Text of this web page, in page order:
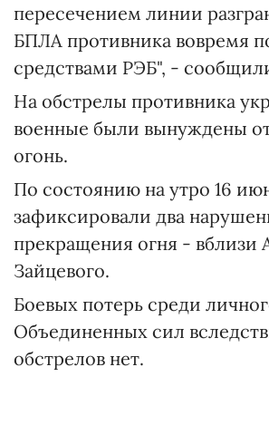
пересечением линии
БПЛА противника вовремя
средствами РЭБ", -
На обстрелы противника
военные были вынуждены
огонь.
По состоянию на утро 16
зафиксировали два
прекращения огня - вблизи
Зайцевого.
Боевых потерь среди
Объединенных сил
обстрелов нет.